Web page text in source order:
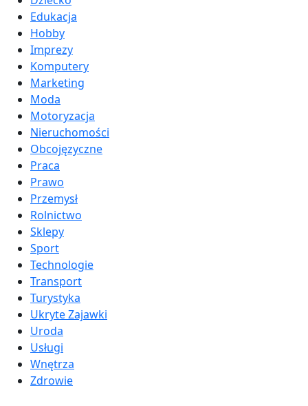
Edukacja
Hobby
Imprezy
Komputery
Marketing
Moda
Motoryzacja
Nieruchomości
Obcojęzyczne
Praca
Prawo
Przemysł
Rolnictwo
Sklepy
Sport
Technologie
Transport
Turystyka
Ukryte Zajawki
Uroda
Usługi
Wnętrza
Zdrowie